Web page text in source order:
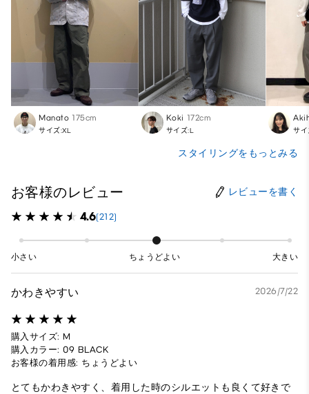
Manato 175cm
サイズ:XL
Koki 172cm
サイズ:L サ
スタイリングをもっとみる
お客様のレビュー レビューを書く
4.6(212)
小さい ちょうどよい 大きい
かわきやすい 2026/7/22
購入サイズ: M
購入カラー: 09 BLACK
お客様の着用感: ちょうどよい
とてもかわきやすく、着用した時のシルエットも良くて好きで